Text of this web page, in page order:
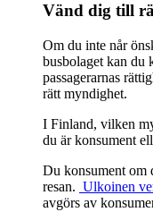
Vänd dig till
Om du inte når
busbolaget kan du
passagerarnas
rätt myndighet.
I Finland, vilken
du är konsument
Du konsument om
resan. Ulkoinen
avgörs av